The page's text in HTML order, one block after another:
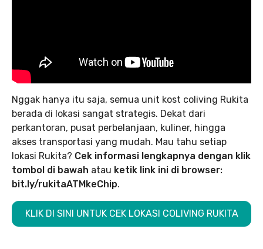
Nggak hanya itu saja, semua unit kost coliving Rukita
berada di lokasi sangat strategis. Dekat dari
perkantoran, pusat perbelanjaan, kuliner, hingga
akses transportasi yang mudah. Mau tahu setiap
lokasi Rukita? Cek informasi lengkapnya dengan klik
tombol di bawah atau ketik link ini di browser:
bit.ly/rukitaATMkeChip.
KLIK DI SINI UNTUK CEK LOKASI COLIVING RUKITA